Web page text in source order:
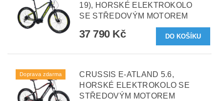
19), HORSKÉ ELEKTROKOLO
SE STŘEDOVÝM MOTOREM
37 790 Kč
Doprava zdarma
CRUSSIS E-ATLAND 5.6,
HORSKÉ ELEKTROKOLO SE
STŘEDOVÝM MOTOREM